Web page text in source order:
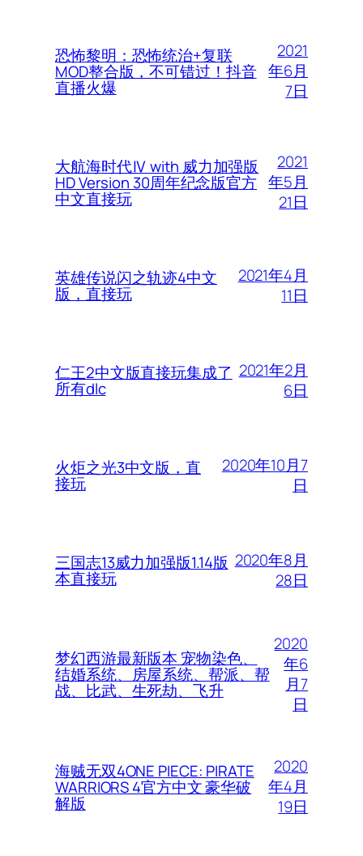
恐怖黎明：恐怖统治+复联
MOD整合版，不可错过！抖音
直播火爆
2021
年6月
7日
大航海时代Ⅳ with 威力加强版
HD Version 30周年纪念版官方
中文直接玩
2021
年5月
21日
英雄传说闪之轨迹4中文
版，直接玩
2021年4月
11日
仁王2中文版直接玩集成了
所有dlc
2021年2月
6日
火炬之光3中文版，直
接玩
2020年10月7
日
三国志13威力加强版1.14版
本直接玩
2020年8月
28日
梦幻西游最新版本 宠物染色、
结婚系统、房屋系统、帮派、帮
战、比武、生死劫、飞升
2020
年6
月7
日
海贼无双4ONE PIECE: PIRATE
WARRIORS 4官方中文 豪华破
解版
2020
年4月
19日